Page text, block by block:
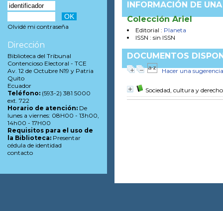
INFORMACIÓN DE
Colección Ariel
Editorial : Planeta
ISSN : sin ISSN
DOCUMENTOS
Hacer una sugerencia
Sociedad, cultura y derecho
Olvidé mi contraseña
Dirección
Biblioteca del Tribunal
Contencioso Electoral - TCE
Av. 12 de Octubre N19 y Patria
Quito
Ecuador
Teléfono: (593-2) 381 5000
ext. 722
Horario de atención: De
lunes a viernes: 08H00 - 13h00,
14h00 - 17H00
Requisitos para el uso de
la Biblioteca: Presentar
cédula de identidad
contacto